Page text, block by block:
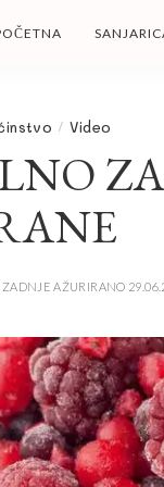
Video
ZADNJE AŽURIRANO